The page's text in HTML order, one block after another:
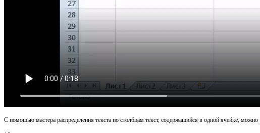
С помощью мастера распределения текста по столбцам текст, содержащийся в одной ячейке, можно